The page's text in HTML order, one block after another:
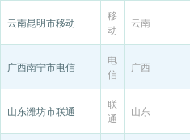
云南昆明市移动
移
动
云南
广西南宁市电信
电
信
广西
山东潍坊市联通
联
通
山东